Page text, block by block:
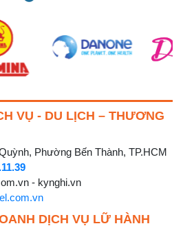
VỤ - DU LỊCH – THƯƠNG
Phường Bến Thành, TP.HCM
- kynghi.vn
DỊCH VỤ LỮ HÀNH